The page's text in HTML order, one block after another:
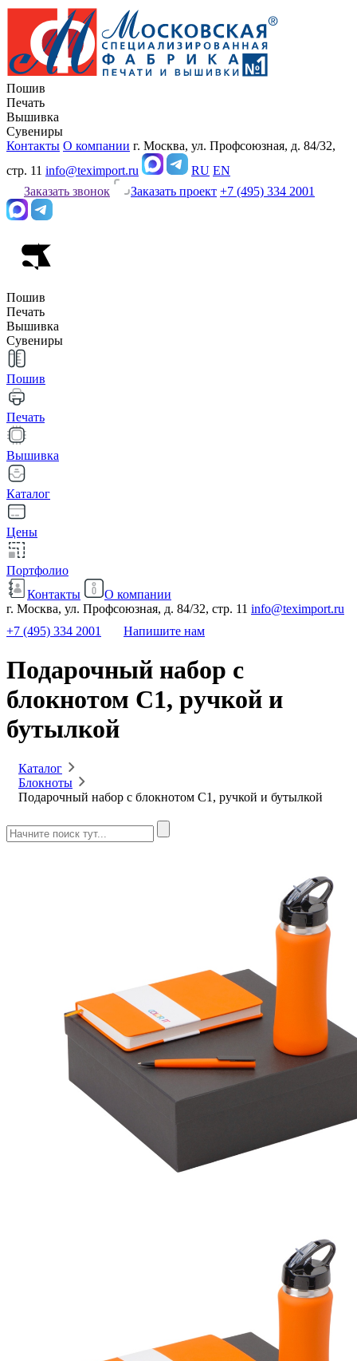
Пошив
Печать
Вышивка
Сувениры
Контакты О компании г. Москва, ул. Профсоюзная, д. 84/32,
стр. 11 info@teximport.ru RU EN
Заказать звонок
Заказать проект +7 (495) 334 2001
Пошив
Печать
Вышивка
Сувениры
Пошив
Печать
Вышивка
Каталог
Цены
Портфолио
Контакты
О компании
г. Москва, ул. Профсоюзная, д. 84/32, стр. 11 info@teximport.ru
+7 (495) 334 2001
Напишите нам
Подарочный набор c
блокнотом C1, ручкой и
бутылкой
Каталог
Блокноты
Подарочный набор c блокнотом C1, ручкой и бутылкой